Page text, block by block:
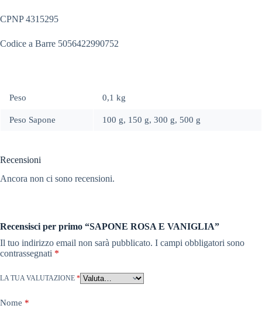
CPNP 4315295
Codice a Barre 5056422990752
Peso 0,1 kg
Peso Sapone 100 g, 150 g, 300 g, 500 g
Recensioni
Ancora non ci sono recensioni.
Recensisci per primo “SAPONE ROSA E VANIGLIA”
Il tuo indirizzo email non sarà pubblicato. I campi obbligatori sono
contrassegnati *
LA TUA VALUTAZIONE *
Nome *